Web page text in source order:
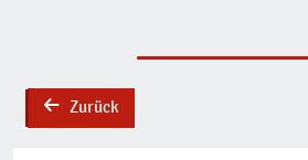
backZurück